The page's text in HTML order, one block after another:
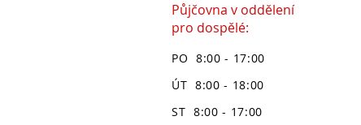
Půjčovna v oddělení
pro dospělé:
PO 8:00 - 17:00
ÚT 8:00 - 18:00
ST 8:00 - 17:00